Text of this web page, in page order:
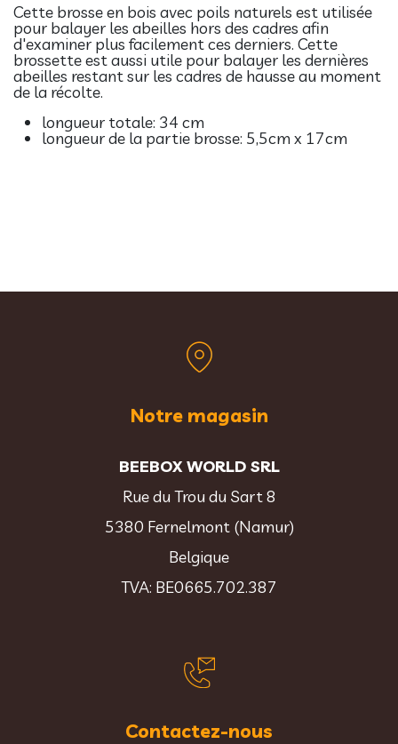
Cette brosse en bois avec poils naturels est utilisée
pour balayer les abeilles hors des cadres afin
d'examiner plus facilement ces derniers. Cette
brossette est aussi utile pour balayer les dernières
abeilles restant sur les cadres de hausse au moment
de la récolte.
longueur totale: 34 cm
longueur de la partie brosse: 5,5cm x 17cm
Notre magasin
BEEBOX WORLD SRL
Rue du Trou du Sart 8
5380 Fernelmont (Namur)
Belgique
TVA: BE0665.702.387
Contactez-nous